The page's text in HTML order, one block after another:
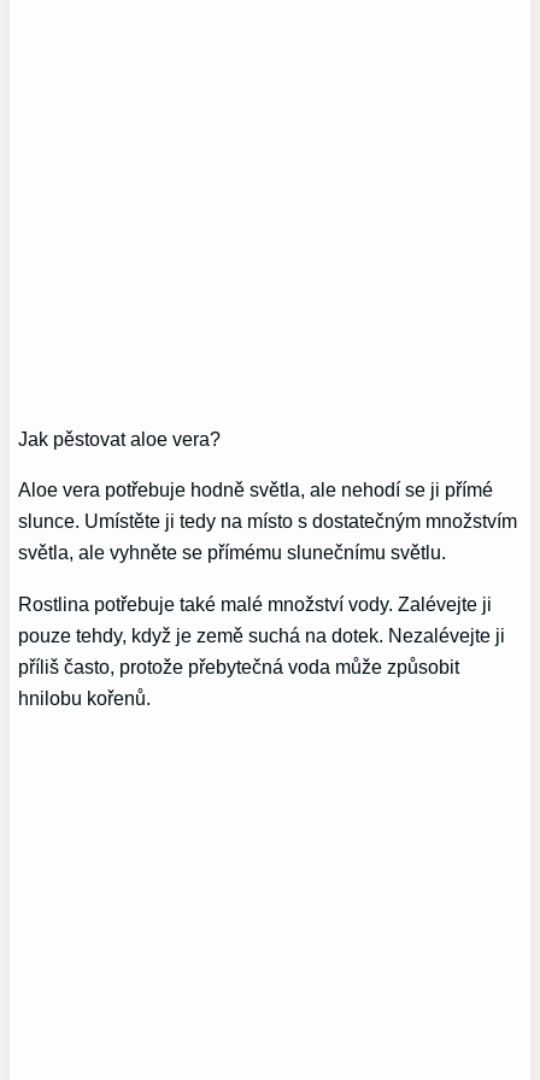
Jak pěstovat aloe vera?
Aloe vera potřebuje hodně světla, ale nehodí se ji přímé
slunce. Umístěte ji tedy na místo s dostatečným množstvím
světla, ale vyhněte se přímému slunečnímu světlu.
Rostlina potřebuje také malé množství vody. Zalévejte ji
pouze tehdy, když je země suchá na dotek. Nezalévejte ji
příliš často, protože přebytečná voda může způsobit
hnilobu kořenů.